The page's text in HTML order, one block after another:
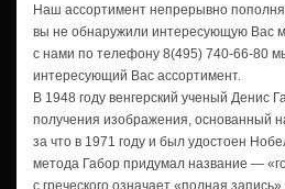
Наш ассортимент непрерывно
вы не обнаружили интересующую Вас
с нами по телефону 8(495) 740-66-80
интересующий Вас ассортимент.
В 1948 году венгерский ученый Денис
получения изображения, основанный
за что в 1971 году и был удостоен
метода Габор придумал название —